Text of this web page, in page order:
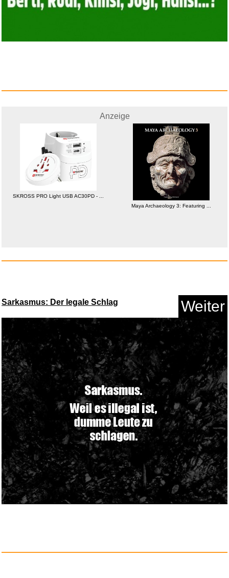
Das Orchideen-Experiment:
Maya Archaeology 3: Featuring
...
Anzeige
Anzeige
SKROSS PRO Light USB AC30PD - ...
Maya Archaeology 3: Featuring ...
Sarkasmus: Der legale Schlag Weiter